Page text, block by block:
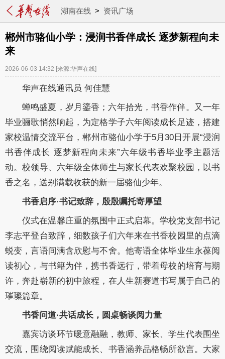
湖南在线> 资讯广场
郴州市骆仙小学：浸润书香伴成长 逐梦新程向未
来
2026-06-03 14:32 [来源:华声在线]
华声在线通讯员 何佳慧
蝉鸣盛夏，岁月鎏香；六年拾光，书香作伴。又一年
毕业骊歌悄然响起，为定格学子六年阅读成长足迹，搭建
家校温情交流平台，郴州市骆仙小学于5月30日开展“浸润
书香伴成长 逐梦新程向未来”六年级书香毕业季主题活
动。校领导、六年级全体师生与家长代表欢聚校园，以书
香之名，送别满载收获的新一届骆仙少年。
书香启序·书记致辞，殷殷嘱托寄厚望
仪式在温馨庄重的氛围中正式启幕。学校党支部书记
李志平登台致辞，细数孩子们六年来在书香校园里的点滴
蜕变，言语间满含欣慰与不舍。他寄语全体毕业生永葆阅
读初心，与书籍为伴，携书香远行，带着母校的培育与期
许，奔赴崭新的初中旅程，在人生新赛道书写属于自己的
璀璨篇章。
书香问道·共话成长，圆桌畅谈阅力量
嘉宾访谈环节暖意融融，教师、家长、学生代表围坐
交流，围绕阅读赋能成长、书香涵养品格畅所欲言。大家